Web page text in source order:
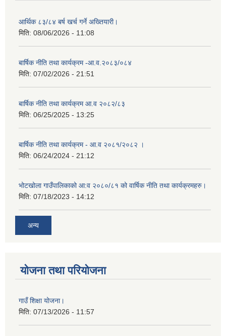
आर्थिक ८३/८४ बर्ष खर्च गर्ने अख्तियारी।
मिति: 08/06/2026 - 11:08
बार्षिक नीति तथा कार्यक्रम -आ.व.२०८३/०८४
मिति: 07/02/2026 - 21:51
बार्षिक नीति तथा कार्यक्रम आ.व २०८२/८३
मिति: 06/25/2025 - 13:25
बार्षिक नीति तथा कार्यक्रम - आ.व २०८१/२०८२ ।
मिति: 06/24/2024 - 21:12
भोटखोला गाउँपालिकाको आ:व २०८०/८१ को वार्षिक नीति तथा कार्यक्रमहरु।
मिति: 07/18/2023 - 14:12
अन्य
योजना तथा परियोजना
गाउँ शिक्षा योजना।
मिति: 07/13/2026 - 11:57